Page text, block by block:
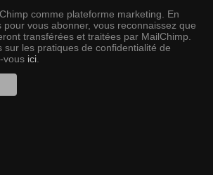
comme plateforme marketing. En
pour vous abonner, vous reconnaissez que
transférées et traitées par MailChimp.
sur les pratiques de confidentialité de
vous ici.